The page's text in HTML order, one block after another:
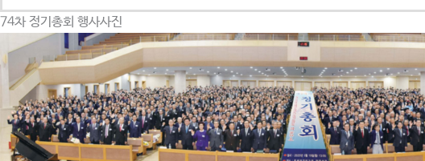
74차 정기총회 행사사진